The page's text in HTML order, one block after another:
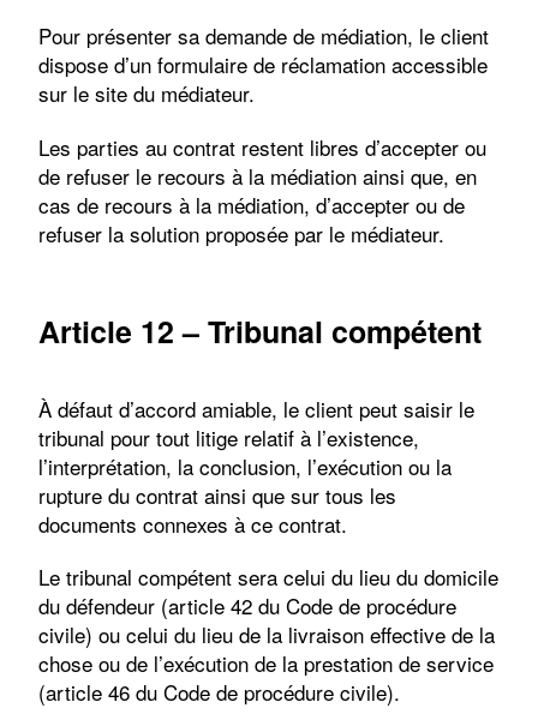
Pour présenter sa demande de médiation, le client
dispose d’un formulaire de réclamation accessible
sur le site du médiateur.
Les parties au contrat restent libres d’accepter ou
de refuser le recours à la médiation ainsi que, en
cas de recours à la médiation, d’accepter ou de
refuser la solution proposée par le médiateur.
Article 12– Tribunal compétent
À défaut d’accord amiable, le client peut saisir le
tribunal pour tout litige relatif à l’existence,
l’interprétation, la conclusion, l’exécution ou la
rupture du contrat ainsi que sur tous les
documents connexes à ce contrat.
Le tribunal compétent sera celui du lieu du domicile
du défendeur (article 42 du Code de procédure
civile) ou celui du lieu de la livraison effective de la
chose ou de l’exécution de la prestation de service
(article 46 du Code de procédure civile).